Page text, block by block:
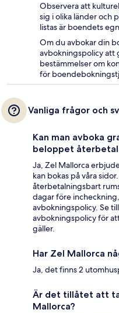
Observera att
sig i olika länder och
listas är boendets
Om du avbokar din
avbokningspolicy att
bestämmelser om
för
Vanliga frågor och
Kan man avboka
beloppet
Ja, Zel Mallorca
kan bokas på våra
återbetalningsbart
dagar före
avbokningspolicy. Se
avbokningspolicy för
gäller.
Har Zel Mallorca
Ja, det finns 2
Är det tillåtet att
Mallorca?